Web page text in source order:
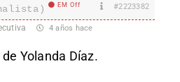
EM Off #2223382
4 años hace
Yolanda Díaz.